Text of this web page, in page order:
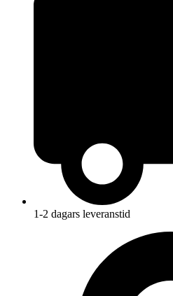
1-2 dagars leveranstid